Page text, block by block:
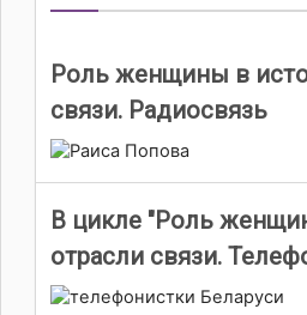
Роль женщины в
связи. Радиосвязь
В цикле "Роль
отрасли связи.